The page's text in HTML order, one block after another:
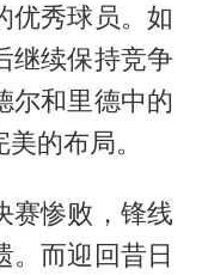
优秀球员。如
继续保持竞争
尔和里德中的
的布局。
赛惨败，锋线
。而迎回昔日